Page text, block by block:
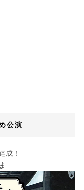
公演
成！